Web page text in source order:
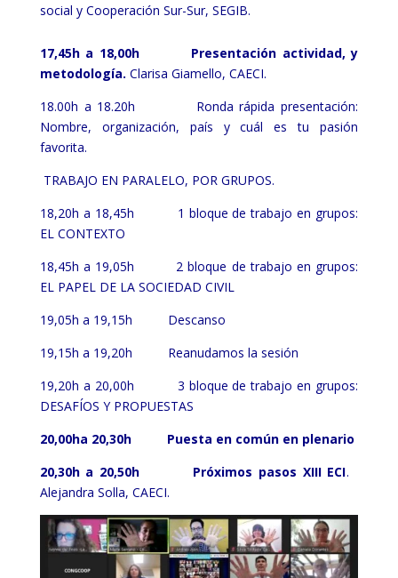
social y Cooperación Sur-Sur, SEGIB.
17,45h a 18,00h
Presentación actividad, y
metodología. Clarisa Giamello, CAECI.
18.00h a 18.20h Ronda rápida presentación:
Nombre, organización, país y cuál es tu pasión
favorita.
TRABAJO EN PARALELO, POR GRUPOS.
18,20h a 18,45h 1 bloque de trabajo en grupos:
EL CONTEXTO
18,45h a 19,05h 2 bloque de trabajo en grupos:
EL PAPEL DE LA SOCIEDAD CIVIL
19,05h a 19,15h Descanso
19,15h a 19,20h Reanudamos la sesión
19,20h a 20,00h 3 bloque de trabajo en grupos:
DESAFÍOS Y PROPUESTAS
20,00ha 20,30h Puesta en común en plenario
20,30h a 20,50h Próximos pasos XIII ECI.
Alejandra Solla, CAECI.
Fes voluntariat
Fes un donatiu
Treballa amb nosaltres